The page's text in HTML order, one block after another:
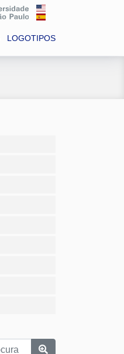
LOGOTIPOS